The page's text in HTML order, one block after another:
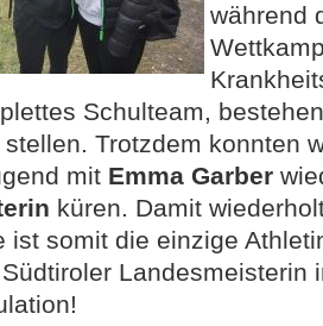
während
Schulteam,
Trotzdem konnten
mit Emma Garber
küren. Damit
ist somit die einzige
Südtiroler Landesmeisterin